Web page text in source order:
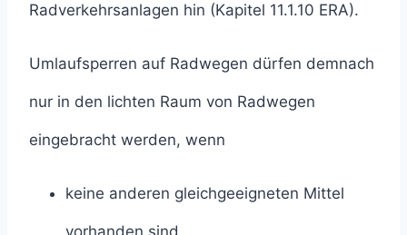
Radverkehrsanlagen hin (Kapitel 11.1.10 ERA).
Umlaufsperren auf Radwegen dürfen demnach
nur in den lichten Raum von Radwegen
eingebracht werden, wenn
keine anderen gleichgeeigneten Mittel